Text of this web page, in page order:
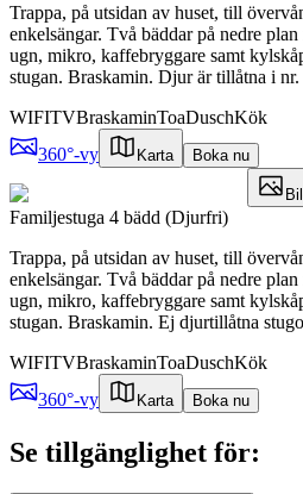
Trappa, på utsidan av huset, till
enkelsängar. Två bäddar på nedre
ugn, mikro, kaffebryggare samt
stugan. Braskamin. Djur är tillåtna i
WIFITVBraskaminToaDuschKök
360°-vy
Karta Boka nu
Familjestuga 4 bädd (Djurfri)
Trappa, på utsidan av huset, till
enkelsängar. Två bäddar på nedre
ugn, mikro, kaffebryggare samt
stugan. Braskamin. Ej djurtillåtna
WIFITVBraskaminToaDuschKök
360°-vy
Karta Boka nu
Se tillgänglighet för: